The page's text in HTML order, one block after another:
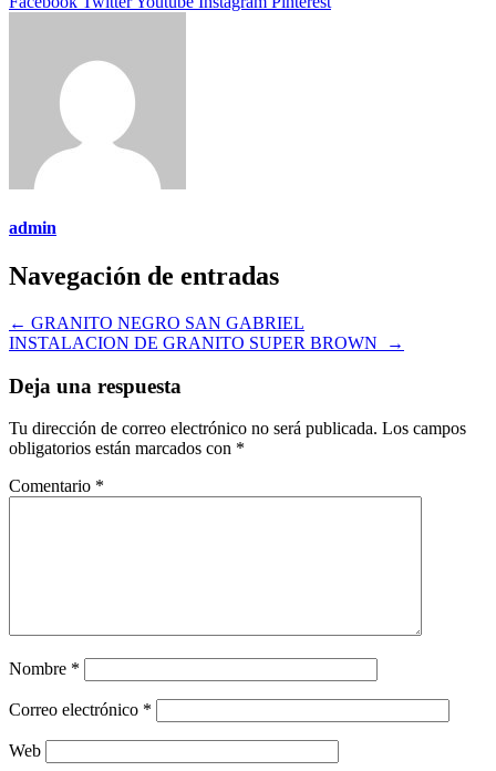
admin
Navegación de entradas
← GRANITO NEGRO SAN GABRIEL
INSTALACION DE GRANITO SUPER BROWN
→
Deja una respuesta
Tu dirección de correo electrónico no será publicada. Los campos
obligatorios están marcados con *
Comentario *
Nombre *
Correo electrónico *
Web